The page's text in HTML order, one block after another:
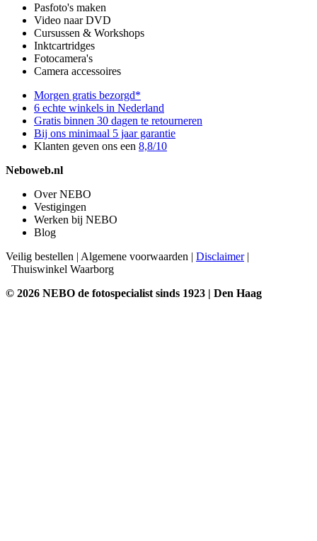
Pasfoto's maken
Video naar DVD
Cursussen & Workshops
Inktcartridges
Fotocamera's
Camera accessoires
Morgen gratis bezorgd*
6 echte winkels in Nederland
Gratis binnen 30 dagen te retourneren
Bij ons minimaal 5 jaar garantie
Klanten geven ons een 8,8/10
Neboweb.nl
Over NEBO
Vestigingen
Werken bij NEBO
Blog
Veilig bestellen | Algemene voorwaarden | Disclaimer|
Thuiswinkel Waarborg
© 2026 NEBO de fotospecialist sinds 1923 | Den Haag